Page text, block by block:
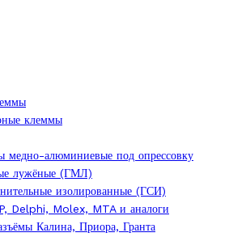
клеммы
медно-алюминиевые под опрессовку
лужёные (ГМЛ)
изолированные (ГСИ)
Delphi, Molex, MTA и аналоги
Калина, Приора, Гранта